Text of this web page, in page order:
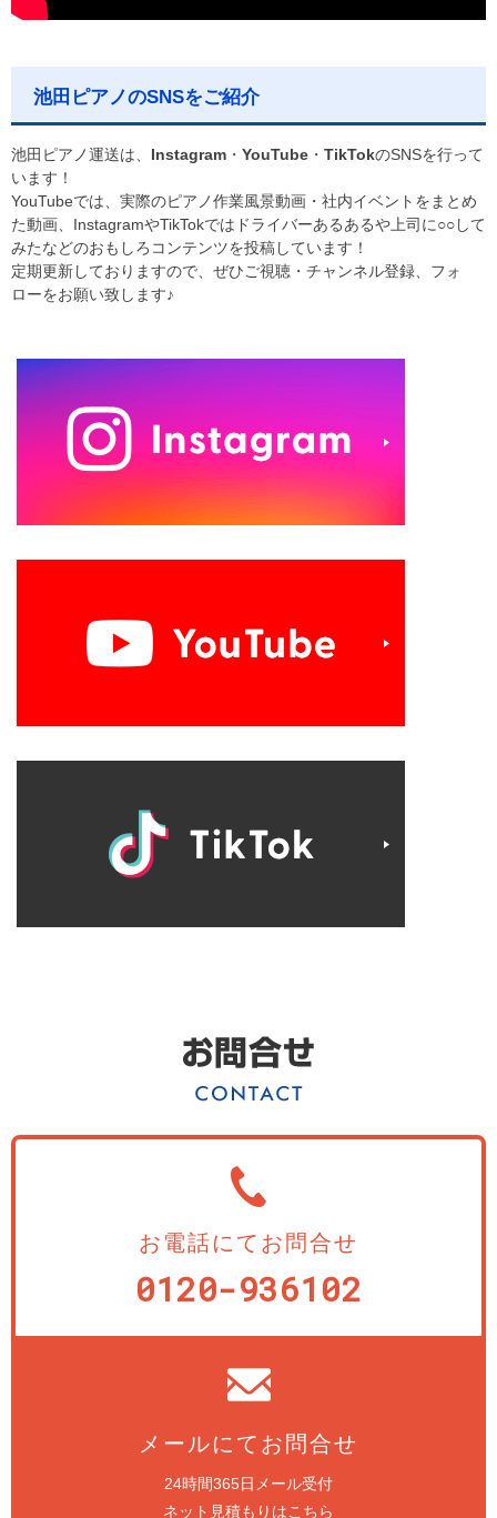
池田ピアノのSNSをご紹介
池田ピアノ運送は、 Instagram ・ YouTube ・ TikTokのSNSを行って
います！
YouTubeでは、実際のピアノ作業風景動画・社内イベントをまとめ
た動画、InstagramやTikTokではドライバーあるあるや上司に○○して
みたなどのおもしろコンテンツを投稿しています！
定期更新しておりますので、ぜひご視聴・チャンネル登録、フォ
ローをお願い致します♪
お電話にてお問合せ
0120-936102
メールにてお問合せ
24時間365日メール受付
ネット見積もりはこちら